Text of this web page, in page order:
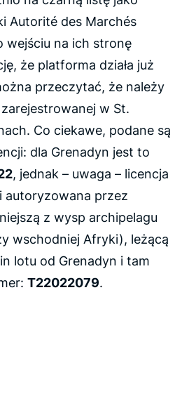
Autorité des Marchés
wejściu na ich stronę
że platforma działa już
przeczytać, że należy
w St.
Co ciekawe, podane są
dla Grenadyn jest to
, jednak – uwaga – licencja
autoryzowana przez
z wysp archipelagu
wschodniej Afryki), leżącą
lotu od Grenadyn i tam
T22022079.